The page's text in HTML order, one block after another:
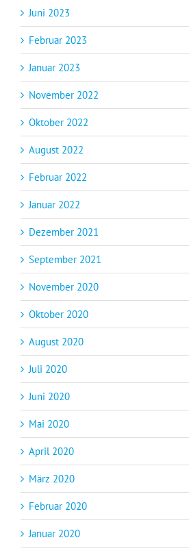
Juni 2023
Februar 2023
Januar 2023
November 2022
Oktober 2022
August 2022
Februar 2022
Januar 2022
Dezember 2021
September 2021
November 2020
Oktober 2020
August 2020
Juli 2020
Juni 2020
Mai 2020
April 2020
März 2020
Februar 2020
Januar 2020